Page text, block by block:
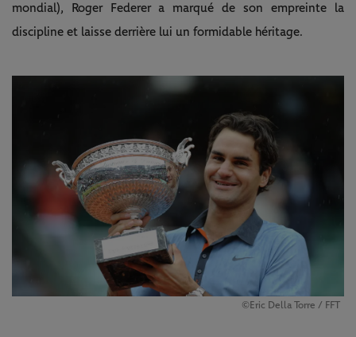
mondial), Roger Federer a marqué de son empreinte la
discipline et laisse derrière lui un formidable héritage.
©Eric Della Torre / FFT